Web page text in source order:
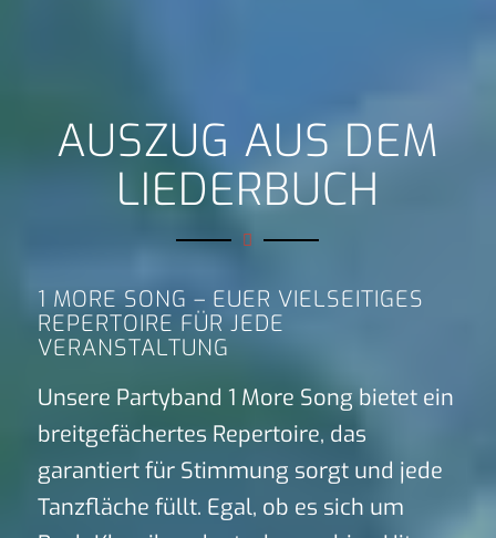
AUSZUG AUS DEM
LIEDERBUCH
1 MORE SONG – EUER VIELSEITIGES
REPERTOIRE FÜR JEDE
VERANSTALTUNG
Unsere Partyband 1 More Song bietet ein
breitgefächertes Repertoire, das
garantiert für Stimmung sorgt und jede
Tanzfläche füllt. Egal, ob es sich um